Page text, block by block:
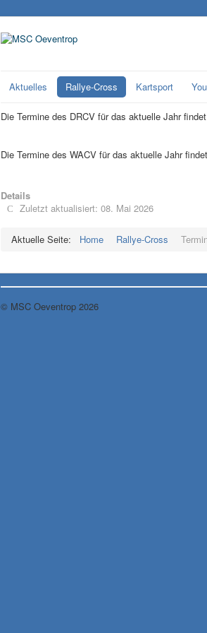
Aktuelles Rallye-Cross Kartsport
Die Termine des DRCV für das aktuelle Jahr
Die Termine des WACV für das aktuelle Jahr
Details
Zuletzt aktualisiert: 08. Mai 2026
Aktuelle Seite: Home Rallye-Cross
© MSC Oeventrop 2026